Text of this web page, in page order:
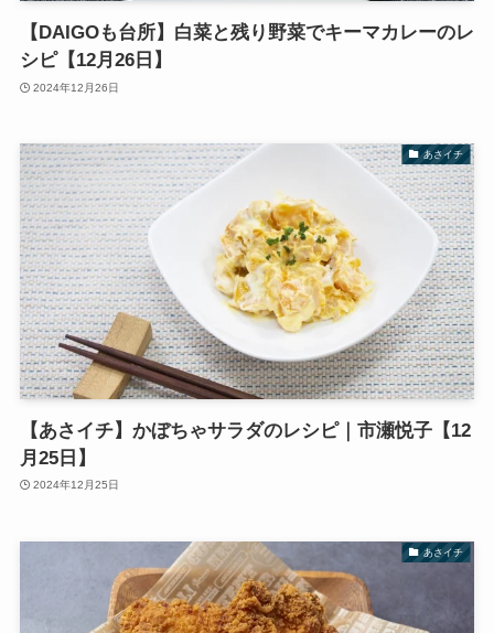
【DAIGOも台所】白菜と残り野菜でキーマカレーのレ
シピ【12月26日】
2024年12月26日
あさイチ
【あさイチ】かぼちゃサラダのレシピ｜市瀬悦子【12
月25日】
2024年12月25日
あさイチ